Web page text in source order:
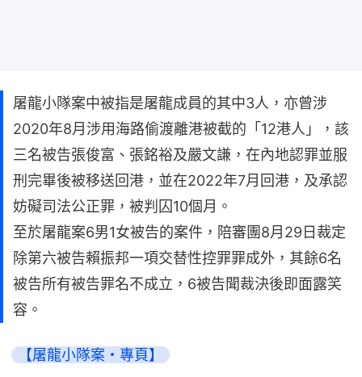
屠龍小隊案中被指是屠龍成員的其中3人，亦曾涉
2020年8月涉用海路偷渡離港被截的「12港人」，該
三名被告張俊富、張銘裕及嚴文謙，在內地認罪並服
刑完畢後被移送回港，並在2022年7月回港，及承認
妨礙司法公正罪，被判囚10個月。
至於屠龍案6男1女被告的案件，陪審團8月29日裁定
除第六被告賴振邦一項交替性控罪罪成外，其餘6名
被告所有被告罪名不成立，6被告聞裁決後即面露笑
容。
【屠龍小隊案・專頁】